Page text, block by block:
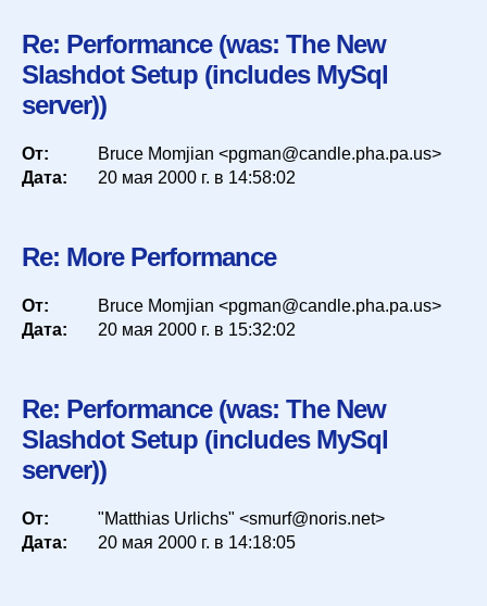
Re: Performance (was: The New
Slashdot Setup (includes MySql
server))
От:
Bruce Momjian <pgman@candle.pha.pa.us>
Дата:
20 мая 2000 г. в 14:58:02
Re: More Performance
От:
Bruce Momjian <pgman@candle.pha.pa.us>
Дата:
20 мая 2000 г. в 15:32:02
Re: Performance (was: The New
Slashdot Setup (includes MySql
server))
От:
"Matthias Urlichs" <smurf@noris.net>
Дата:
20 мая 2000 г. в 14:18:05